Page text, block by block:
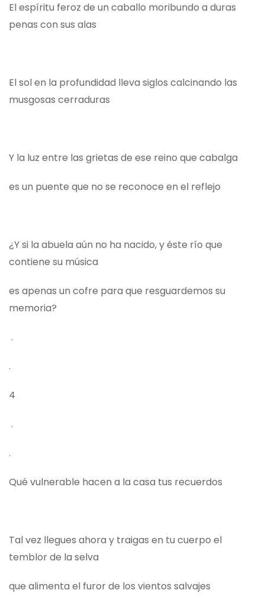
El espíritu feroz de un caballo moribundo a duras
penas con sus alas
El sol en la profundidad lleva siglos calcinando las
musgosas cerraduras
Y la luz entre las grietas de ese reino que cabalga
es un puente que no se reconoce en el reflejo
¿Y si la abuela aún no ha nacido, y éste río que
contiene su música
es apenas un cofre para que resguardemos su
memoria?
.
.
4
.
.
Qué vulnerable hacen a la casa tus recuerdos
Tal vez llegues ahora y traigas en tu cuerpo el
temblor de la selva
que alimenta el furor de los vientos salvajes